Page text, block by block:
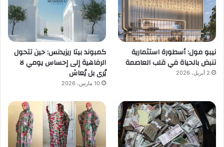
نيبو مول: أسطورة استثمارية
تنبض بالحياة في قلب العاصمة
2 أبريل، 2026
كمبوند بيتا ريزيدنس: حين تتحول
الرفاهية إلى إحساس يومي لا
يُرى بل يُعاش
10 مارس، 2026